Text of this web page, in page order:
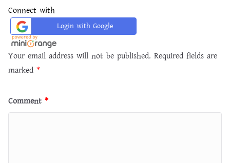
Connect with
Login with Google
Your email address will not be published. Required fields are
marked *
Comment *